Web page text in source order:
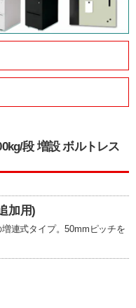
段 増設 ボルトレス
加用)
連式タイプ。50mmピッチを